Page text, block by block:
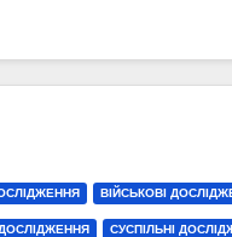
ВІЙСЬКОВІ
СУСПІЛЬНІ